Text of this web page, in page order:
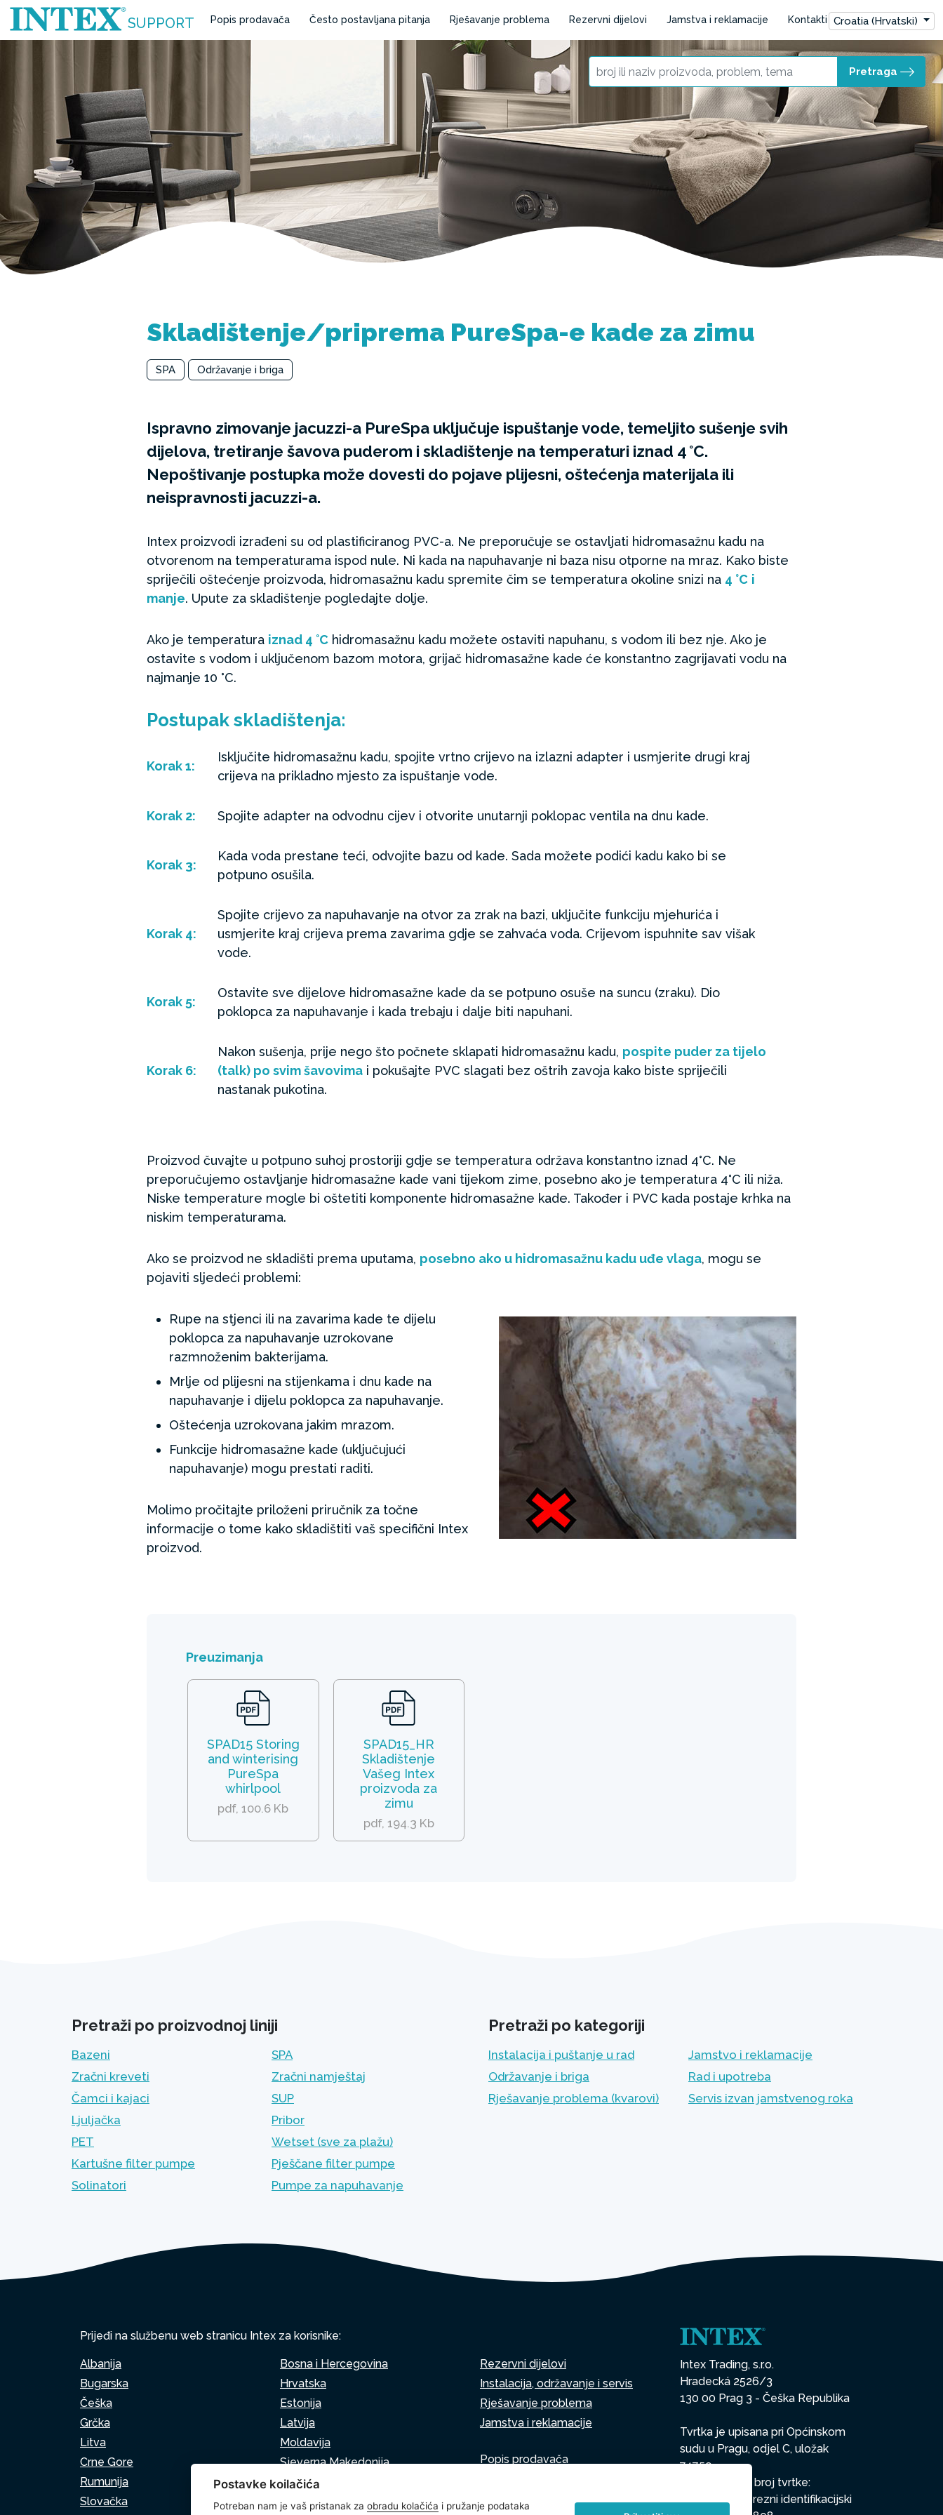
SUPPORT Popis prodavača Često postavljana pitanja Rješavanje problema Rezervni dijelovi Jamstva i reklamacije Kontakti Croatia (Hrvatski)
Pretraga
Skladištenje/priprema PureSpa-e kade za zimu
SPA Održavanje i briga
Ispravno zimovanje jacuzzi-a PureSpa uključuje ispuštanje vode, temeljito sušenje svih
dijelova, tretiranje šavova puderom i skladištenje na temperaturi iznad 4 °C.
Nepoštivanje postupka može dovesti do pojave plijesni, oštećenja materijala ili
neispravnosti jacuzzi-a.
Intex proizvodi izrađeni su od plastificiranog PVC-a. Ne preporučuje se ostavljati hidromasažnu kadu na
otvorenom na temperaturama ispod nule. Ni kada na napuhavanje ni baza nisu otporne na mraz. Kako biste
spriječili oštećenje proizvoda, hidromasažnu kadu spremite čim se temperatura okoline snizi na 4 °C i
manje. Upute za skladištenje pogledajte dolje.
Ako je temperatura iznad 4 °C hidromasažnu kadu možete ostaviti napuhanu, s vodom ili bez nje. Ako je
ostavite s vodom i uključenom bazom motora, grijač hidromasažne kade će konstantno zagrijavati vodu na
najmanje 10 °C.
Postupak skladištenja:
Korak1:
Isključite hidromasažnu kadu, spojite vrtno crijevo na izlazni adapter i usmjerite drugi kraj
crijeva na prikladno mjesto za ispuštanje vode.
Korak 2: Spojite adapter na odvodnu cijev i otvorite unutarnji poklopac ventila na dnu kade.
Korak 3:
Kada voda prestane teći, odvojite bazu od kade. Sada možete podići kadu kako bi se
potpuno osušila.
Korak 4:
Spojite crijevo za napuhavanje na otvor za zrak na bazi, uključite funkciju mjehurića i
usmjerite kraj crijeva prema zavarima gdje se zahvaća voda. Crijevom ispuhnite sav višak
vode.
Korak 5:
Ostavite sve dijelove hidromasažne kade da se potpuno osuše na suncu (zraku). Dio
poklopca za napuhavanje i kada trebaju i dalje biti napuhani.
Korak 6:
Nakon sušenja, prije nego što počnete sklapati hidromasažnu kadu, pospite puder za tijelo
(talk) po svim šavovima i pokušajte PVC slagati bez oštrih zavoja kako biste spriječili
nastanak pukotina.
Proizvod čuvajte u potpuno suhoj prostoriji gdje se temperatura održava konstantno iznad 4°C. Ne
preporučujemo ostavljanje hidromasažne kade vani tijekom zime, posebno ako je temperatura 4°C ili niža.
Niske temperature mogle bi oštetiti komponente hidromasažne kade. Također i PVC kada postaje krhka na
niskim temperaturama.
Ako se proizvod ne skladišti prema uputama, posebno ako u hidromasažnu kadu uđe vlaga, mogu se
pojaviti sljedeći problemi:
Rupe na stjenci ili na zavarima kade te dijelu
poklopca za napuhavanje uzrokovane
razmnoženim bakterijama.
Mrlje od plijesni na stijenkama i dnu kade na
napuhavanje i dijelu poklopca za napuhavanje.
Oštećenja uzrokovana jakim mrazom.
Funkcije hidromasažne kade (uključujući
napuhavanje) mogu prestati raditi.
Molimo pročitajte priloženi priručnik za točne
informacije o tome kako skladištiti vaš specifični Intex
proizvod.
Preuzimanja
SPAD15 Storing
and winterising
PureSpa
whirlpool
pdf, 100.6 Kb
SPAD15_HR
Skladištenje
Vašeg Intex
proizvoda za
zimu
pdf, 194.3 Kb
Pretraži po proizvodnoj liniji
Bazeni
SPA
Zračni kreveti
Zračni namještaj
Čamci i kajaci
SUP
Ljuljačka
Pribor
PET
Wetset (sve za plažu)
Kartušne filter pumpe
Pješčane filter pumpe
Solinatori
Pumpe za napuhavanje
Pretraži po kategoriji
Instalacija i puštanje u rad
Jamstvo i reklamacije
Održavanje i briga
Rad i upotreba
Rješavanje problema (kvarovi)
Servis izvan jamstvenog roka
Prijeđi na službenu web stranicu Intex za korisnike:
Albanija
Bosna i Hercegovina
Bugarska
Hrvatska
Češka
Estonija
Grčka
Latvija
Litva
Moldavija
Crne Gore
Sjeverna Makedonija
Rumunija
Srbija
Slovačka
Slovenija
Rezervni dijelovi
Instalacija, održavanje i servis
Rješavanje problema
Jamstva i reklamacije
Popis prodavača
Intex Trading, s.r.o.
Hradecká 2526/3
130 00 Prag 3 - Češka Republika
Tvrtka je upisana pri Općinskom
sudu u Pragu, odjel C, uložak
74759
Identifikacijski broj tvrtke:
26150808, Porezni identifikacijski
Postavke koilačića
Potreban nam je vaš pristanak za obradu kolačića i pružanje podataka